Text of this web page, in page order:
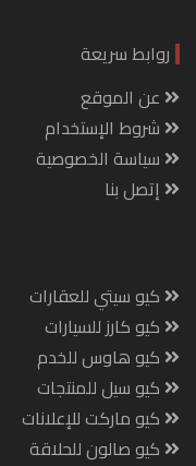
روابط سريعة
عن الموقع
شروط الإستخدام
سياسة الخصوصية
إتصل بنا
كيو سيتي للعقارات
كيو كارز للسيارات
كيو هاوس للخدم
كيو سيل للمنتجات
كيو ماركت للإعلانات
كيو صالون للحلاقة